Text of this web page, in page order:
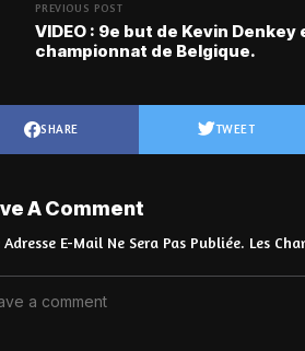
PREVIOUS POST
VIDEO : 9e but de Kevin Denkey
championnat de Belgique.
SHARE TWEET
A Comment
E-Mail Ne Sera Pas Publiée. Les